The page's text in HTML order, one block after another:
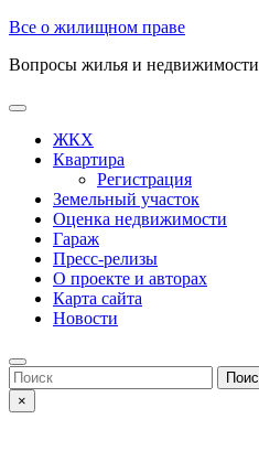
Skip
content
Все о жилищном праве
Вопросы жилья и недвижимости
Open
ButtonЖКХ
Квартира
Регистрация
Земельный участок
Оценка недвижимости
Гараж
Пресс-релизы
О проекте и авторах
Карта сайта
Новости
Close
Button
Search
for:
×